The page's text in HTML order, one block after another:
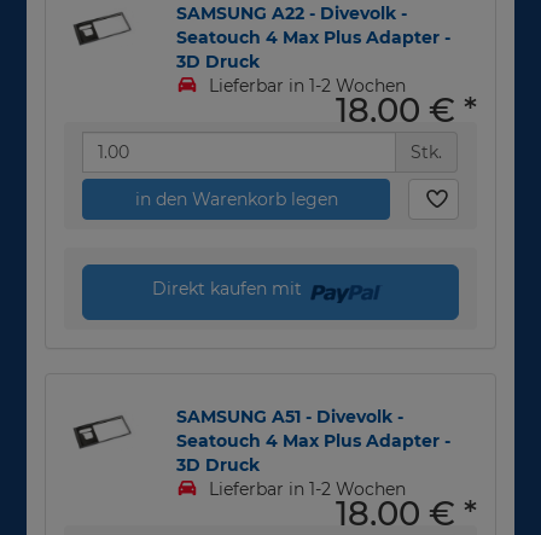
SAMSUNG A22 - Divevolk -
Seatouch 4 Max Plus Adapter -
3D Druck
Lieferbar in 1-2 Wochen
18,00 € *
Stk.
in den Warenkorb legen
Direkt kaufen mit
SAMSUNG A51 - Divevolk -
Seatouch 4 Max Plus Adapter -
3D Druck
Lieferbar in 1-2 Wochen
18,00 € *